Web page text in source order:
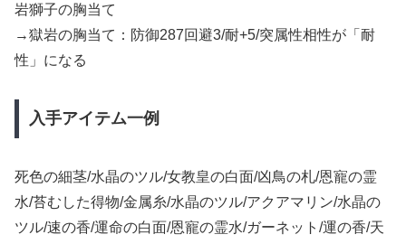
岩獅子の胸当て
→獄岩の胸当て：防御287回避3/耐+5/突属性相性が「耐
性」になる
入手アイテム一例
死色の細茎/水晶のツル/女教皇の白面/凶鳥の札/恩寵の霊
水/苔むした得物/金属糸/水晶のツル/アクアマリン/水晶の
ツル/速の香/運命の白面/恩寵の霊水/ガーネット/運の香/天